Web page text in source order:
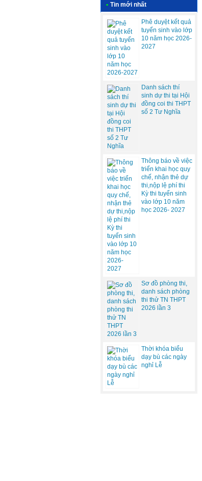
• Tin mới nhất
Phê duyệt kết quả
tuyển sinh vào lớp
10 năm học 2026-
2027
Danh sách thí
sinh dự thi tại Hội
đồng coi thi THPT
số 2 Tư Nghĩa
Thông báo về việc
triển khai học quy
chế, nhận thẻ dự
thi,nộp lệ phí thi
Kỳ thi tuyển sinh
vào lớp 10 năm
học 2026- 2027
Sơ đồ phòng thi,
danh sách phòng
thi thử TN THPT
2026 lần 3
Thời khóa biểu
dạy bù các ngày
nghỉ Lễ